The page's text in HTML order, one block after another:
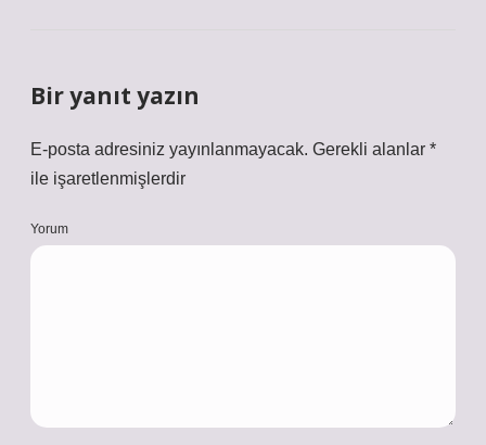
Bir yanıt yazın
E-posta adresiniz yayınlanmayacak. Gerekli alanlar *
ile işaretlenmişlerdir
Yorum